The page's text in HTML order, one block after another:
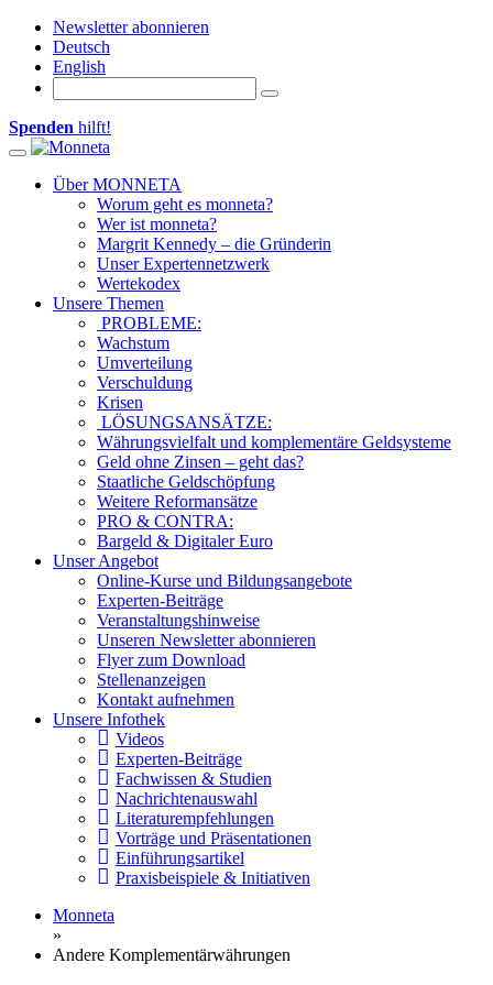
Newsletter abonnieren
Deutsch
English
Spenden hilft!
Toggle navigation
Über MONNETA
Worum geht es monneta?
Wer ist monneta?
Margrit Kennedy – die Gründerin
Unser Expertennetzwerk
Wertekodex
Unsere Themen
PROBLEME:
Wachstum
Umverteilung
Verschuldung
Krisen
LÖSUNGSANSÄTZE:
Währungsvielfalt und komplementäre Geldsysteme
Geld ohne Zinsen – geht das?
Staatliche Geldschöpfung
Weitere Reformansätze
PRO & CONTRA:
Bargeld & Digitaler Euro
Unser Angebot
Online-Kurse und Bildungsangebote
Experten-Beiträge
Veranstaltungshinweise
Unseren Newsletter abonnieren
Flyer zum Download
Stellenanzeigen
Kontakt aufnehmen
Unsere Infothek
Videos
Experten-Beiträge
Fachwissen & Studien
Nachrichtenauswahl
Literaturempfehlungen
Vorträge und Präsentationen
Einführungsartikel
Praxisbeispiele & Initiativen
Monneta
»
Andere Komplementärwährungen